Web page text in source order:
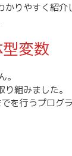
りやすく紹介
変数
組みました。
を行うプログ